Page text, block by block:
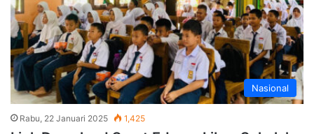
Nasional
Rabu, 22 Januari 2025 1,425